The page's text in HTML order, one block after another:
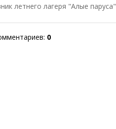
летнего лагеря "Алые паруса"
: 0